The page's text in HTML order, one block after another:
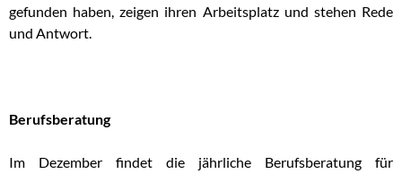
gefunden haben, zeigen ihren Arbeitsplatz und stehen Rede
und Antwort.
Berufsberatung
Im Dezember findet die jährliche Berufsberatung für